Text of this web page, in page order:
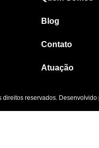
Blog
Contato
Atuação
direitos reservados. Desenvolvido